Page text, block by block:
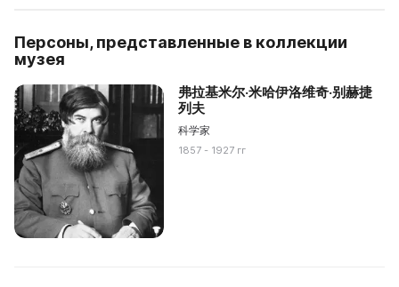
Персоны, представленные в коллекции
музея
弗拉基米尔·米哈伊洛维奇·别赫捷
列夫
科学家
1857 - 1927 гг